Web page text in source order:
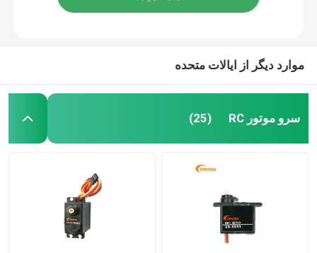
موارد دیگر از ایالات متحده
سرو موتور RC (25)